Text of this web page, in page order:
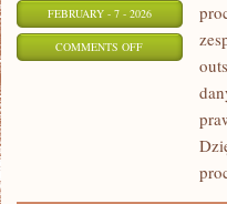
FEBRUARY - 7 - 2026
COMMENTS OFFON
NARUSZENIA